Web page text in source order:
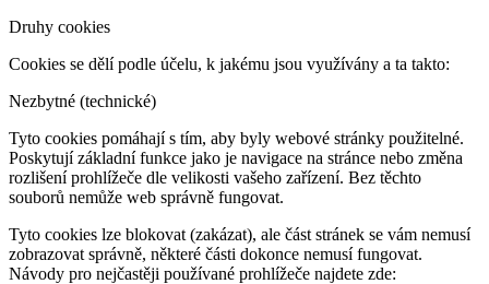
Druhy cookies
Cookies se dělí podle účelu, k jakému jsou využívány a ta takto:
Nezbytné (technické)
Tyto cookies pomáhají s tím, aby byly webové stránky použitelné.
Poskytují základní funkce jako je navigace na stránce nebo změna
rozlišení prohlížeče dle velikosti vašeho zařízení. Bez těchto
souborů nemůže web správně fungovat.
Tyto cookies lze blokovat (zakázat), ale část stránek se vám nemusí
zobrazovat správně, některé části dokonce nemusí fungovat.
Návody pro nejčastěji používané prohlížeče najdete zde: